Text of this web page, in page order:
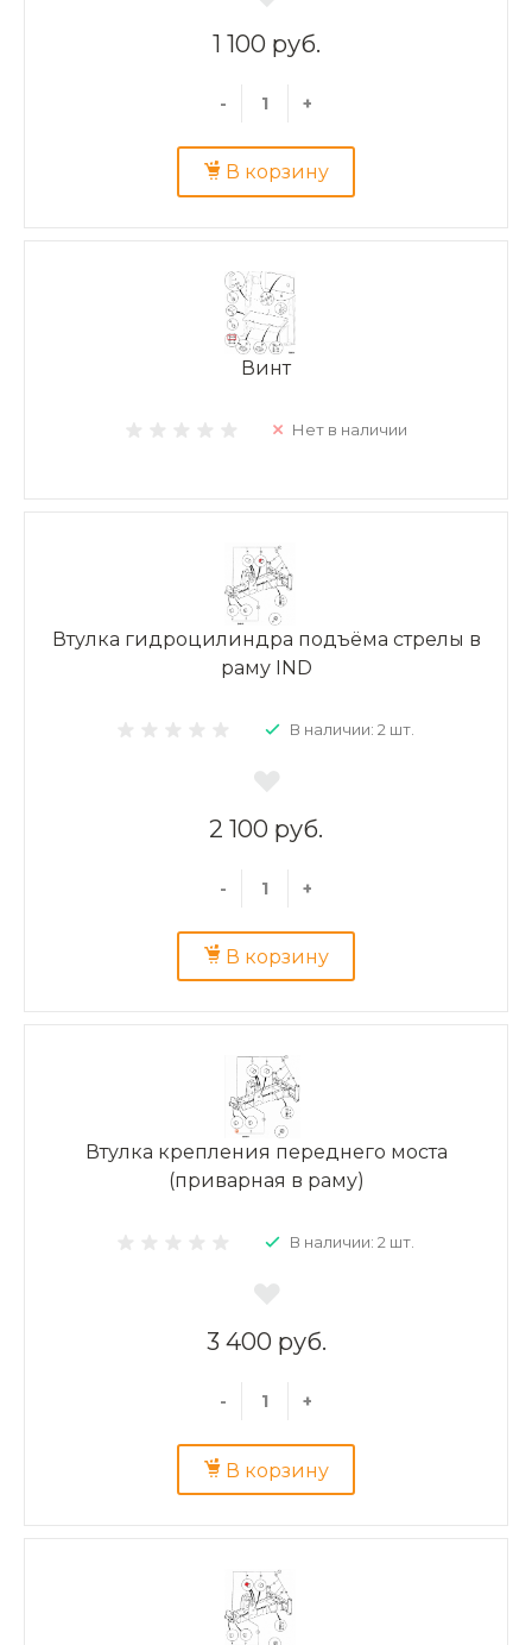
1 100 руб.
- +
В корзину
Винт
Нет в наличии
Втулка гидроцилиндра подъёма стрелы в
раму IND
В наличии: 2 шт.
2 100 руб.
- +
В корзину
Втулка крепления переднего моста
(приварная в раму)
В наличии: 2 шт.
3 400 руб.
- +
В корзину